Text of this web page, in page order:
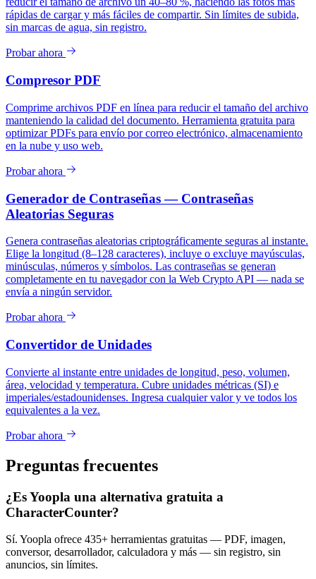
rápidas de cargar y más fáciles de compartir. Sin límites de subida,
sin marcas de agua, sin registro.
Probar ahora
Compresor PDF
Comprime archivos PDF en línea para reducir el tamaño del archivo
manteniendo la calidad del documento. Herramienta gratuita para
optimizar PDFs para envío por correo electrónico, almacenamiento
en la nube y uso web.
Probar ahora
Generador de Contraseñas — Contraseñas
Aleatorias Seguras
Genera contraseñas aleatorias criptográficamente seguras al instante.
Elige la longitud (8–128 caracteres), incluye o excluye mayúsculas,
minúsculas, números y símbolos. Las contraseñas se generan
completamente en tu navegador con la Web Crypto API — nada se
envía a ningún servidor.
Probar ahora
Convertidor de Unidades
Convierte al instante entre unidades de longitud, peso, volumen,
área, velocidad y temperatura. Cubre unidades métricas (SI) e
imperiales/estadounidenses. Ingresa cualquier valor y ve todos los
equivalentes a la vez.
Probar ahora
Preguntas frecuentes
¿Es Yoopla una alternativa gratuita a
CharacterCounter?
Sí. Yoopla ofrece 435+ herramientas gratuitas — PDF, imagen,
conversor, desarrollador, calculadora y más — sin registro, sin
anuncios, sin límites.